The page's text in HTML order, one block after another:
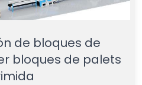
de bloques de
bloques de palets